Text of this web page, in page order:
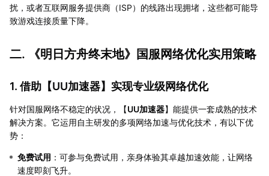
扰，或者互联网服务提供商（ISP）的线路出现拥堵，这些都可能导
致游戏连接质量下降。
二. 《明日方舟终末地》国服网络优化实用策略
1. 借助【UU加速器】实现专业级网络优化
针对国服网络不稳定的状况，【UU加速器】能提供一套成熟的技术
解决方案。它运用自主研发的多项网络加速与优化技术，有以下优
势：
免费试用 ：可参与免费试用，亲身体验其卓越加速效能，让网络
速度即刻飞升。